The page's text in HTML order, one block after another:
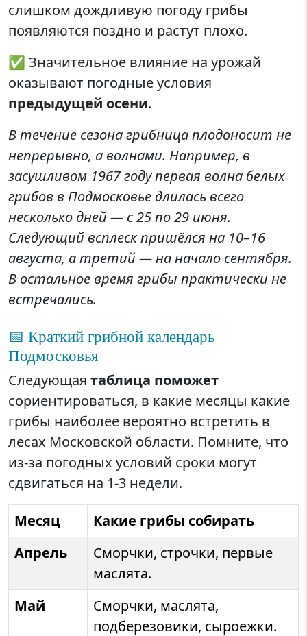
слишком дождливую погоду грибы
появляются поздно и растут плохо.
✅ Значительное влияние на урожай
оказывают погодные условия
предыдущей осени.
В течение сезона грибница плодоносит не
непрерывно, а волнами. Например, в
засушливом 1967 году первая волна белых
грибов в Подмосковье длилась всего
несколько дней — с 25 по 29 июня.
Следующий всплеск пришёлся на 10–16
августа, а третий — на начало сентября.
В остальное время грибы практически не
встречались.
📅 Краткий грибной календарь
Подмосковья
Следующая таблица поможет
сориентироваться, в какие месяцы какие
грибы наиболее вероятно встретить в
лесах Московской области. Помните, что
из-за погодных условий сроки могут
сдвигаться на 1-3 недели.
Месяц
Какие грибы собирать
Апрель
Сморчки, строчки, первые
маслята.
Май
Сморчки, маслята,
подберезовики, сыроежки.